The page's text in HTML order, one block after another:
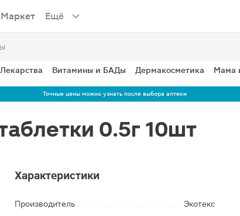
Ещё
Лекарства Витамины и БАДы Дермакосметика Мама
Точные цены можно узнать после выбора аптеки
0.5г 10шт
Характеристики
Производитель Экотекс